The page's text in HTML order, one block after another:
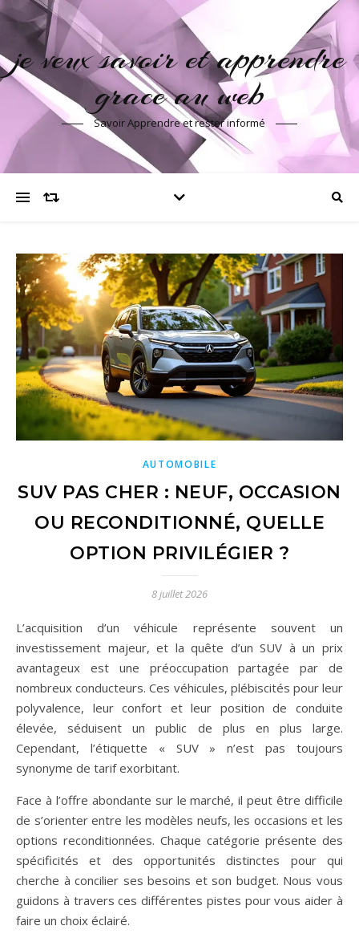
je veux savoir et apprendre
grace au web
Savoir Apprendre et rester informé
AUTOMOBILE
SUV PAS CHER : NEUF, OCCASION
OU RECONDITIONNÉ, QUELLE
OPTION PRIVILÉGIER ?
8 juillet 2026
L’acquisition d’un véhicule représente souvent un
investissement majeur, et la quête d’un SUV à un prix
avantageux est une préoccupation partagée par de
nombreux conducteurs. Ces véhicules, plébiscités pour leur
polyvalence, leur confort et leur position de conduite
élevée, séduisent un public de plus en plus large.
Cependant, l’étiquette « SUV » n’est pas toujours
synonyme de tarif exorbitant.
Face à l’offre abondante sur le marché, il peut être difficile
de s’orienter entre les modèles neufs, les occasions et les
options reconditionnées. Chaque catégorie présente des
spécificités et des opportunités distinctes pour qui
cherche à concilier ses besoins et son budget. Nous vous
guidons à travers ces différentes pistes pour vous aider à
faire un choix éclairé.